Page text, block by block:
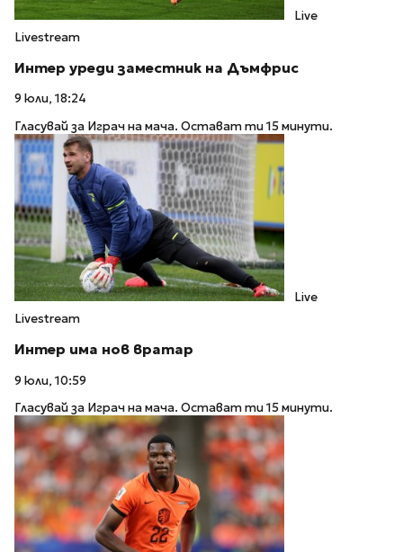
Live
Livestream
Интер уреди заместник на Дъмфрис
9 юли, 18:24
Гласувай за Играч на мача. Остават ти 15 минути.
Live
Livestream
Интер има нов вратар
9 юли, 10:59
Гласувай за Играч на мача. Остават ти 15 минути.